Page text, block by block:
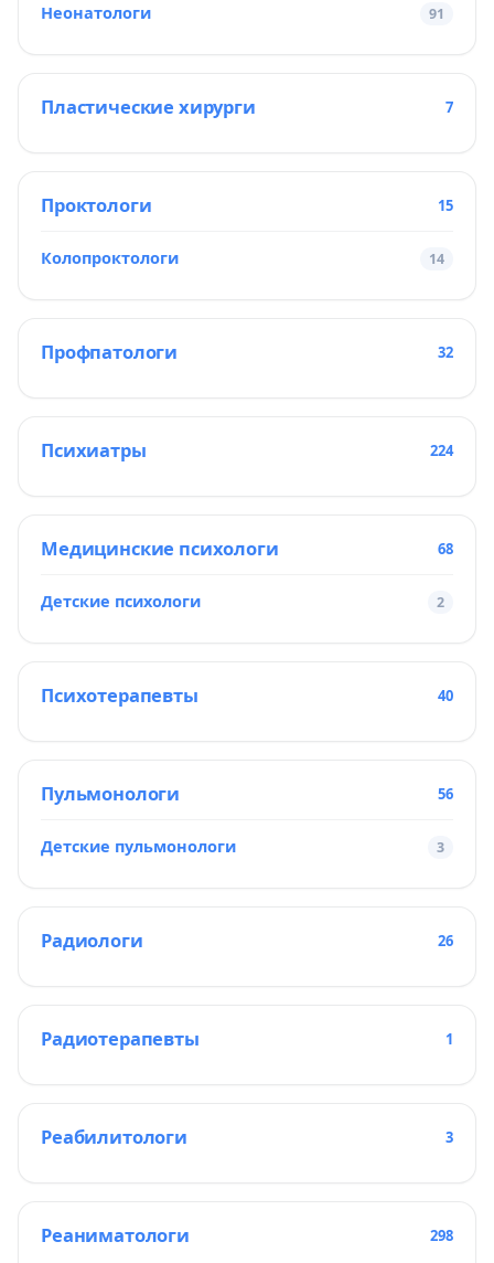
Неонатологи 91
Пластические хирурги 7
Проктологи 15
Колопроктологи 14
Профпатологи 32
Психиатры 224
Медицинские психологи 68
Детские психологи 2
Психотерапевты 40
Пульмонологи 56
Детские пульмонологи 3
Радиологи 26
Радиотерапевты 1
Реабилитологи 3
Реаниматологи 298